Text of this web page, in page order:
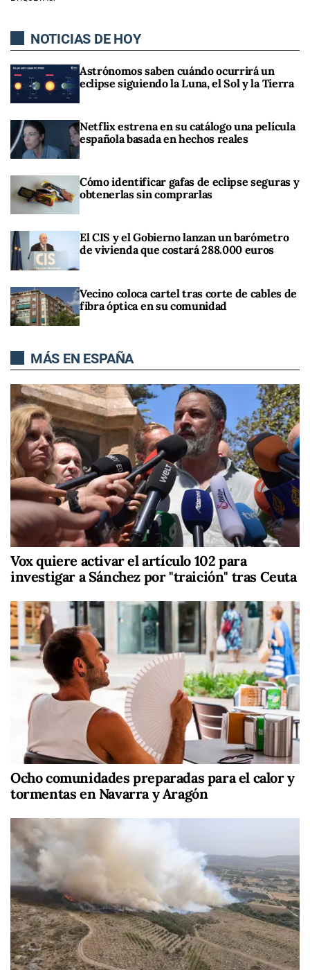
NOTICIAS DE HOY
Astrónomos saben cuándo ocurrirá un
eclipse siguiendo la Luna, el Sol y la Tierra
Netflix estrena en su catálogo una película
española basada en hechos reales
Cómo identificar gafas de eclipse seguras y
obtenerlas sin comprarlas
El CIS y el Gobierno lanzan un barómetro
de vivienda que costará 288.000 euros
Vecino coloca cartel tras corte de cables de
fibra óptica en su comunidad
MÁS EN ESPAÑA
Vox quiere activar el artículo 102 para
investigar a Sánchez por "traición" tras Ceuta
Ocho comunidades preparadas para el calor y
tormentas en Navarra y Aragón